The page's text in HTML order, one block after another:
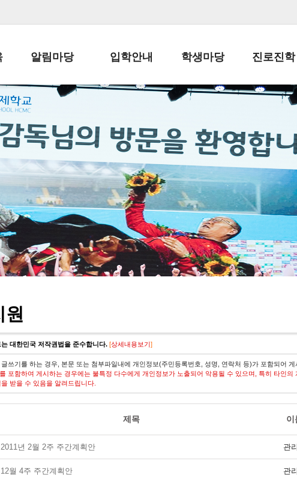
알림마당
공지사항
납부금 안내
스쿨버스 운행 안내
급식안내
서식자료실
학부모방
정기고사 기출문제
입학안내
전-편입 서류양식
입학금/수업료
교복구입안내
학생마당
학생생활규정
학교신문
자율진로동아리
유초등 소식지
진로진학
공지사항 및
드림레터
원
대한민국 저작권법을 준수합니다. [상세내용보기]
글쓰기를 하는 경우, 본문 또는 첨부파일내에 개인정보(주민등록번호, 성명, 연락처 등)가 포함되어
포함하여 게시하는 경우에는 불특정 다수에게 개인정보가 노출되어 악용될 수 있으며, 특히 타인
받을 수 있음을 알려드립니다.
제목 이
2011년 2월 2주 주간계획안 관
12월 4주 주간계획안 관